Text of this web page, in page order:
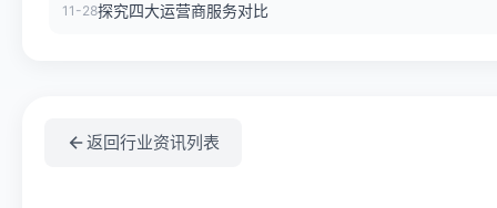
返回行业资讯列表
11-28探究四大运营商服务对比